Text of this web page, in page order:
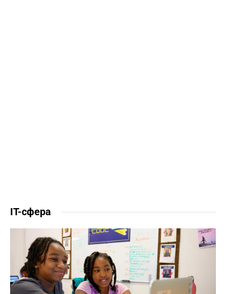
IT-сфера